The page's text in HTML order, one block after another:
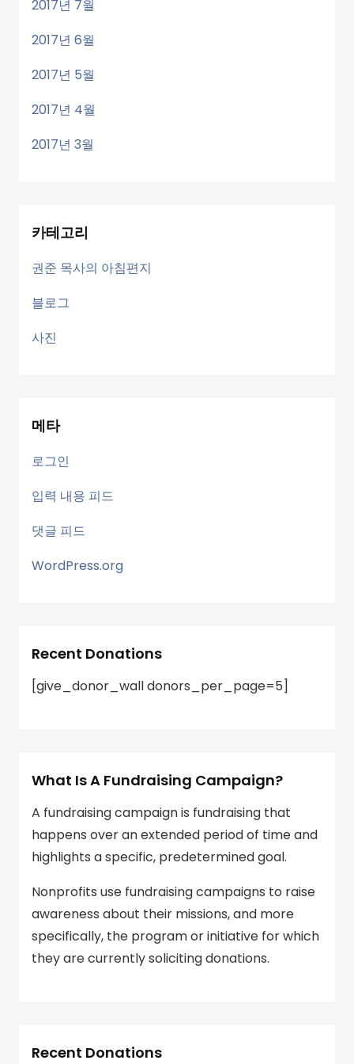
2017년 7월
2017년 6월
2017년 5월
2017년 4월
2017년 3월
카테고리
권준 목사의 아침편지
블로그
사진
메타
로그인
입력 내용 피드
댓글 피드
WordPress.org
Recent Donations
[give_donor_wall donors_per_page=5]
What Is A Fundraising Campaign?
A fundraising campaign is fundraising that
happens over an extended period of time and
highlights a specific, predetermined goal.
Nonprofits use fundraising campaigns to raise
awareness about their missions, and more
specifically, the program or initiative for which
they are currently soliciting donations.
Recent Donations